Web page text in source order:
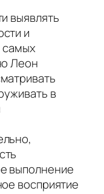
выявлять
и
самых
Леон
в
выполнение
восприятие